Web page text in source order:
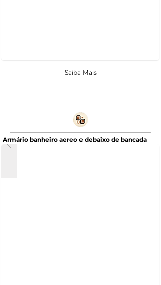
Saiba Mais
Armário banheiro aereo e debaixo de bancada